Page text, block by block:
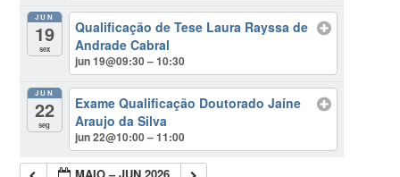
JUN
19
sex
Qualificação de Tese Laura Rayssa de
Andrade Cabral
jun 19@09:30 – 10:30
JUN
22
seg
Exame Qualificação Doutorado Jaíne
Araujo da Silva
jun 22@10:00 – 11:00